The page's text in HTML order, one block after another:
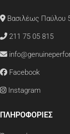
Βασιλέως Παύλου
211 75 05 815
Facebook
Instagram
ΠΛΗΡΟΦΟΡΙΕΣ